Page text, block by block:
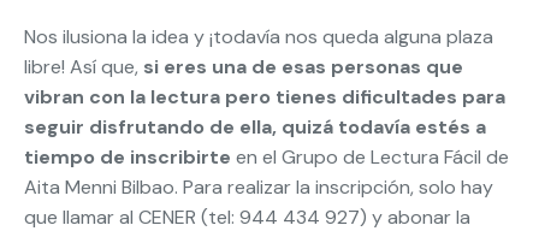
Nos ilusiona la idea y ¡todavía nos queda alguna plaza
libre! Así que, si eres una de esas personas que
vibran con la lectura pero tienes dificultades para
seguir disfrutando de ella, quizá todavía estés a
tiempo de inscribirte en el Grupo de Lectura Fácil de
Aita Menni Bilbao. Para realizar la inscripción, solo hay
que llamar al CENER (tel: 944 434 927) y abonar la